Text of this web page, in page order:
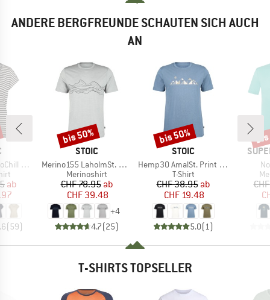
ANDERE BERGFREUNDE SCHAUTEN SICH AUCH
AN
Tee St
Preis
ab
(59)
MARKE
STOIC
Artikel
Merino155 LaholmSt. Print T-Shirt Lines
Produktgruppe
Merinoshirt
Preis
CHF 78.95reduzierter Preis
ab
CHF 39.48
+4
4.7(25)
Rabatt
bis 50%
MARKE
STOIC
Artikel
Hemp30 AmalSt. Print Tee
Produktgruppe
T-Shirt
Preis
CHF 38.95reduzierter Preis
ab
CHF 19.48
5.0(1 )
Rabatt
bis 50%
T-SHIRTS TOPSELLER